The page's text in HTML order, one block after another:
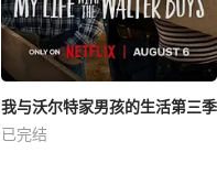
我与沃尔特家男孩的生活第三季
已完结